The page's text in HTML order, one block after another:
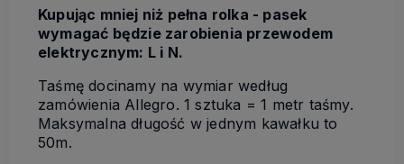
Kupując mniej niż pełna rolka - pasek
wymagać będzie zarobienia przewodem
elektrycznym: L i N.
Taśmę docinamy na wymiar według
zamówienia Allegro. 1 sztuka = 1 metr taśmy.
Maksymalna długość w jednym kawałku to
50m.